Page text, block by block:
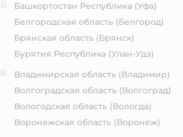
Башкортостан Республика (Уфа)
Белгородская область (Белгород)
Брянская область (Брянск)
Бурятия Республика (Улан-Удэ)
Владимирская область (Владимир)
Волгоградская область (Волгоград)
Вологодская область (Вологда)
Воронежская область (Воронеж)